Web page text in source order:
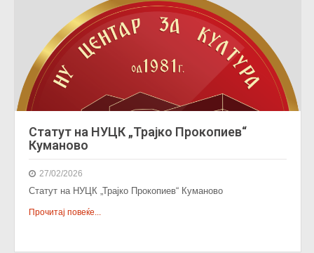
Статут на НУЦК „Трајко Прокопиев“
Куманово
27/02/2026
Статут на НУЦК „Трајко Прокопиев“ Куманово
Прочитај повеќе...